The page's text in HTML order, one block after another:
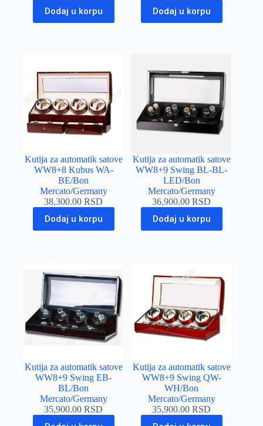
Dodaj u korpu Dodaj u korpu
Kutija za automatik satove
WW8+8 Kubus WA-
BE/Bon
Mercato/Germany
38,300.00RSD
Dodaj u korpu
Kutija za automatik satove
WW8+9 Swing BL-BL-
LED/Bon
Mercato/Germany
36,900.00RSD
Dodaj u korpu
Kutija za automatik satove
WW8+9 Swing EB-
BL/Bon
Mercato/Germany
35,900.00RSD
Kutija za automatik satove
WW8+9 Swing QW-
WH/Bon
Mercato/Germany
35,900.00RSD